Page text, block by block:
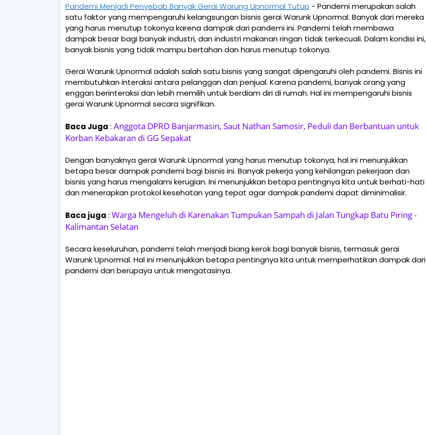
Pandemi Menjadi Penyebab Banyak Gerai Warung Upnormal Tutup - Pandemi merupakan salah
satu faktor yang mempengaruhi kelangsungan bisnis gerai Warunk Upnormal. Banyak dari mereka
yang harus menutup tokonya karena dampak dari pandemi ini. Pandemi telah membawa
dampak besar bagi banyak industri, dan industri makanan ringan tidak terkecuali. Dalam kondisi ini,
banyak bisnis yang tidak mampu bertahan dan harus menutup tokonya.
Gerai Warunk Upnormal adalah salah satu bisnis yang sangat dipengaruhi oleh pandemi. Bisnis ini
membutuhkan interaksi antara pelanggan dan penjual. Karena pandemi, banyak orang yang
enggan berinteraksi dan lebih memilih untuk berdiam diri di rumah. Hal ini mempengaruhi bisnis
gerai Warunk Upnormal secara signifikan.
Baca Juga : Anggota DPRD Banjarmasin, Saut Nathan Samosir, Peduli dan Berbantuan untuk
Korban Kebakaran di GG Sepakat
Dengan banyaknya gerai Warunk Upnormal yang harus menutup tokonya, hal ini menunjukkan
betapa besar dampak pandemi bagi bisnis ini. Banyak pekerja yang kehilangan pekerjaan dan
bisnis yang harus mengalami kerugian. Ini menunjukkan betapa pentingnya kita untuk berhati-hati
dan menerapkan protokol kesehatan yang tepat agar dampak pandemi dapat diminimalisir.
Baca juga : Warga Mengeluh di Karenakan Tumpukan Sampah di Jalan Tungkap Batu Piring -
Kalimantan Selatan
Secara keseluruhan, pandemi telah menjadi biang kerok bagi banyak bisnis, termasuk gerai
Warunk Upnormal. Hal ini menunjukkan betapa pentingnya kita untuk memperhatikan dampak dari
pandemi dan berupaya untuk mengatasinya.